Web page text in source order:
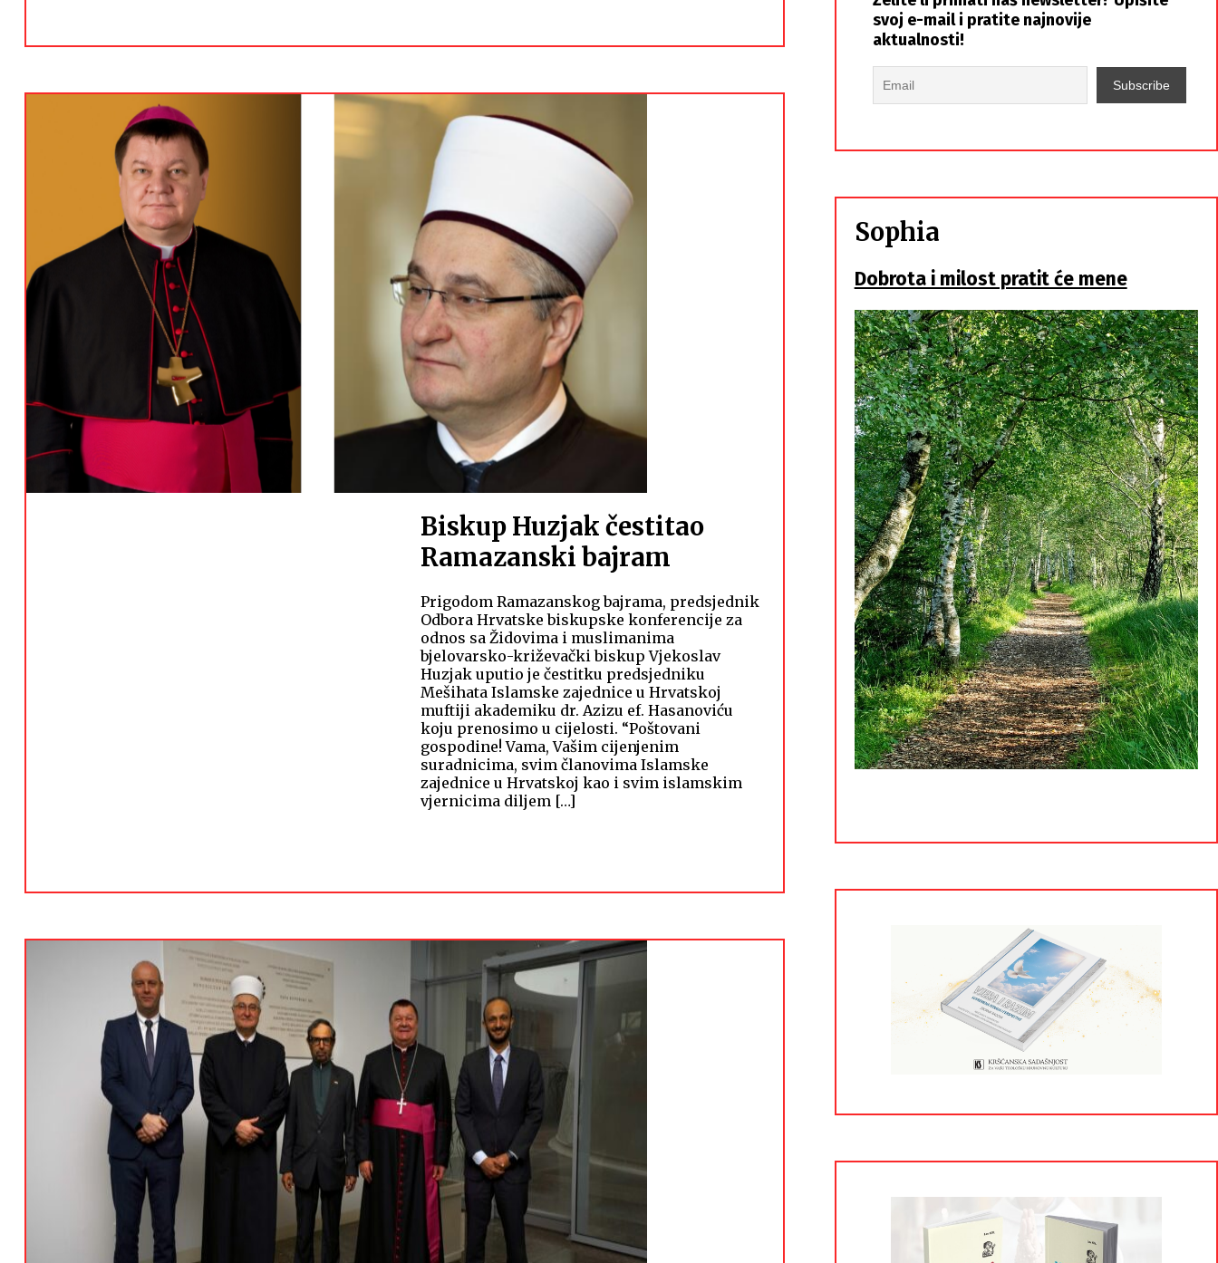
Biskup Huzjak čestitao
Ramazanski bajram
Prigodom Ramazanskog bajrama, predsjednik
Odbora Hrvatske biskupske konferencije za
odnos sa Židovima i muslimanima
bjelovarsko-križevački biskup Vjekoslav
Huzjak uputio je čestitku predsjedniku
Mešihata Islamske zajednice u Hrvatskoj
muftiji akademiku dr. Azizu ef. Hasanoviću
koju prenosimo u cijelosti. “Poštovani
gospodine! Vama, Vašim cijenjenim
suradnicima, svim članovima Islamske
zajednice u Hrvatskoj kao i svim islamskim
vjernicima diljem […]
svoj e-mail i pratite najnovije
aktualnosti!
Sophia
Dobrota i milost pratit će mene